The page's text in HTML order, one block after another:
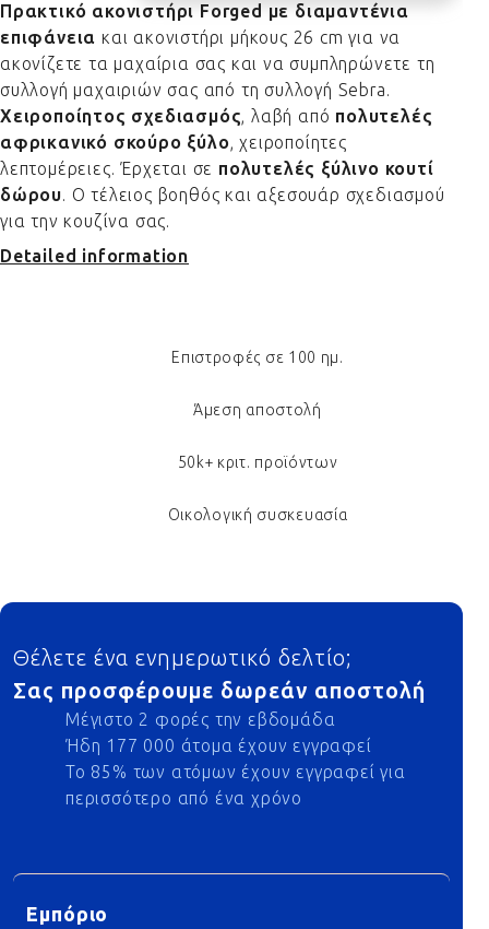
Πρακτικό ακονιστήρι Forged με διαμαντένια
επιφάνεια και ακονιστήρι μήκους 26 cm για να
ακονίζετε τα μαχαίρια σας και να συμπληρώνετε τη
συλλογή μαχαιριών σας από τη συλλογή Sebra.
Χειροποίητος σχεδιασμός, λαβή από πολυτελές
αφρικανικό σκούρο ξύλο, χειροποίητες
λεπτομέρειες. Έρχεται σε πολυτελές ξύλινο κουτί
δώρου. Ο τέλειος βοηθός και αξεσουάρ σχεδιασμού
για την κουζίνα σας.
Detailed information
Επιστροφές σε 100 ημ.
Άμεση αποστολή
50k+ κριτ. προϊόντων
Οικολογική συσκευασία
Footer
Θέλετε ένα ενημερωτικό δελτίο;
Σας προσφέρουμε δωρεάν αποστολή
Μέγιστο 2 φορές την εβδομάδα
Ήδη 177 000 άτομα έχουν εγγραφεί
Το 85% των ατόμων έχουν εγγραφεί για
περισσότερο από ένα χρόνο
Εμπόριο